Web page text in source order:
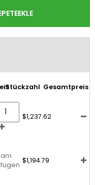
Stückzahl Gesamtpreis
$1,237.62
$1,194.79